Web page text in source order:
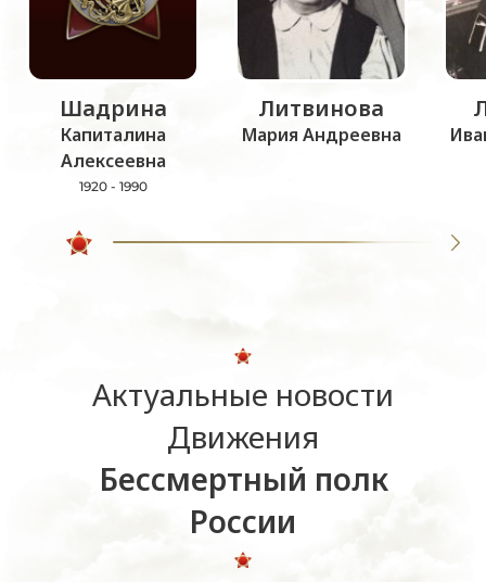
Шадрина
Капиталина
Алексеевна
1920 - 1990
Литвинова
Мария Андреевна
Актуальные новости
Движения
Бессмертный полк
России